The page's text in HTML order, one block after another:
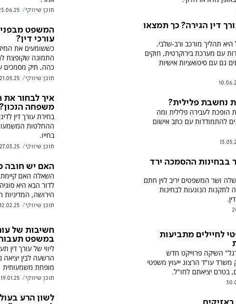
תוכן שיווקי
דין הגירה? כך תמצאו
היא תהליך מורכב ורב-שלבי,
עם מערכת בירוקרטית, חוקים
גם עם סיטואציות אישיות
המשפט
עורכי דין?
כששומעים את
התמונה שקופצת
כהה, תיק מסמכים
תוכן שיווקי 21.05.25
נחשבת פלילית?
הופכת לעבירה פלילית ומה
להתמודדות עם כתב אישום
איך לבחור את
משפחה הנכון?
בחירת עורך דין
ההחלטות
בחייו.
תוכן שיווקי 27.03.25
בבחינות ההסמכה ירד
ושר המשפטים יריב לוין חתם
הנוגעות לבחינות
האם יש חובה
השאלה האם קיימת
לדור הבא היא
הירושה,
תוכן שיווקי 12.02.25
לחיילים מתביעות
השיקה פרוייקט חדש
משרד עו"ד הרצוג ייעוץ משפטי
בטרם יציאתם לחו"ל.
חשיבות של
במשפט
ליווי של עורך דין
הרשעה לבין יציאה
מופחת משמעותית
תוכן שיווקי 19.01.25
לשון הרע